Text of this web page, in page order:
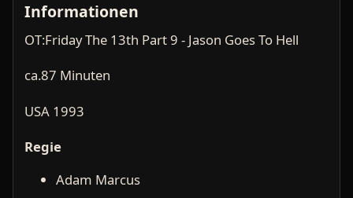
Informationen
OT:Friday The 13th Part 9 - Jason Goes To Hell
ca.87 Minuten
USA 1993
Regie
Adam Marcus